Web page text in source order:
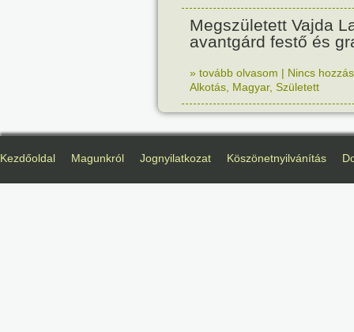
Megszületett Vajda
avantgárd festő és
» tovább olvasom | Nincs
Alkotás Magyar, Született
Kezdőoldal Magunkról Jognyilatkozat Köszönetnyilvánítás